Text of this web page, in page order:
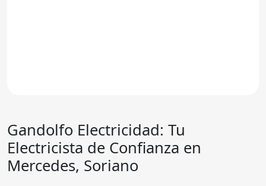
Gandolfo Electricidad: Tu
Electricista de Confianza en
Mercedes, Soriano